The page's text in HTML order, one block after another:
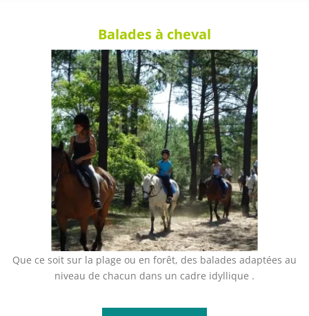
Balades à cheval
Que ce soit sur la plage ou en forêt, des balades adaptées au
niveau de chacun dans un cadre idyllique .